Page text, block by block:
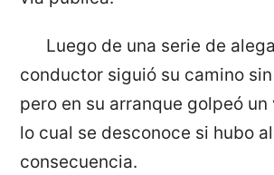
Luego de una serie de
conductor siguió su camino
pero en su arranque golpeó
lo cual se desconoce si hubo
consecuencia.